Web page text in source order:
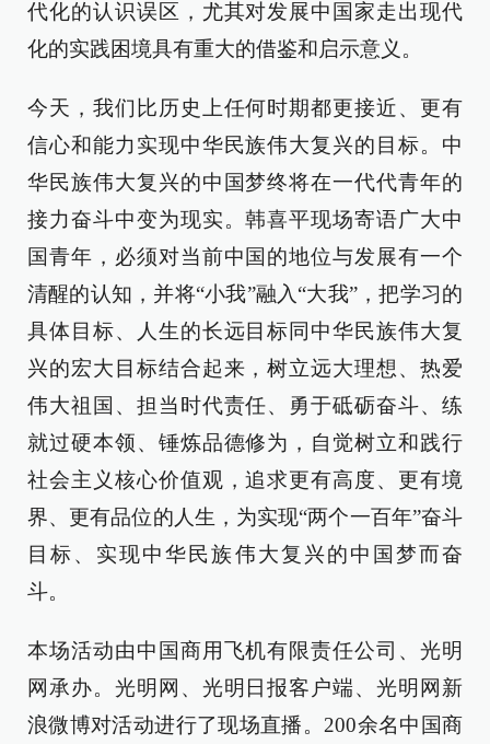
代化的认识误区，尤其对发展中国家走出现代
化的实践困境具有重大的借鉴和启示意义。
今天，我们比历史上任何时期都更接近、更有
信心和能力实现中华民族伟大复兴的目标。中
华民族伟大复兴的中国梦终将在一代代青年的
接力奋斗中变为现实。韩喜平现场寄语广大中
国青年，必须对当前中国的地位与发展有一个
清醒的认知，并将“小我”融入“大我”，把学习的
具体目标、人生的长远目标同中华民族伟大复
兴的宏大目标结合起来，树立远大理想、热爱
伟大祖国、担当时代责任、勇于砥砺奋斗、练
就过硬本领、锤炼品德修为，自觉树立和践行
社会主义核心价值观，追求更有高度、更有境
界、更有品位的人生，为实现“两个一百年”奋斗
目标、实现中华民族伟大复兴的中国梦而奋
斗。
本场活动由中国商用飞机有限责任公司、光明
网承办。光明网、光明日报客户端、光明网新
浪微博对活动进行了现场直播。200余名中国商